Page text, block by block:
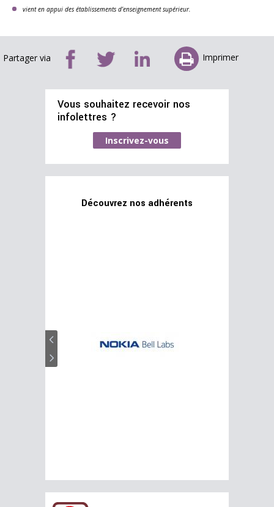
vient en appui des établissements d’enseignement supérieur.
Partager via Imprimer
Vous souhaitez recevoir nos
infolettres ?
Inscrivez-vous
Découvrez nos adhérents